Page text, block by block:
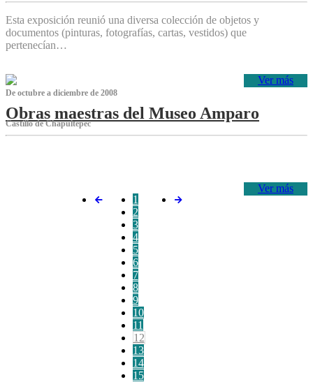
Esta exposición reunió una diversa colección de objetos y
documentos (pinturas, fotografías, cartas, vestidos) que
pertenecían…
Ver más
De octubre a diciembre de 2008
Obras maestras del Museo Amparo
Castillo de Chapultepec
Ver más
1
2
3
4
5
6
7
8
9
10
11
12
13
14
15